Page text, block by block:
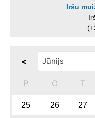
Iršu
<
P O T
25 26 27